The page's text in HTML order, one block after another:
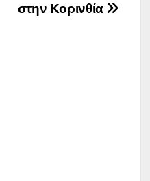
στην Κορινθία